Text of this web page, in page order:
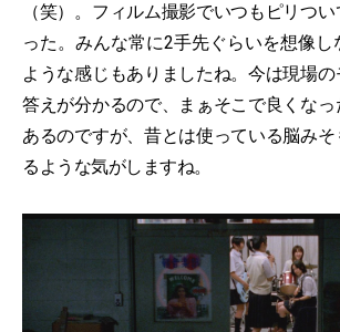
（笑）。フィルム撮影でいつもピリつ
った。みんな常に2手先ぐらいを想像し
ような感じもありましたね。今は現場
答えが分かるので、まぁそこで良くな
あるのですが、昔とは使っている脳み
るような気がしますね。